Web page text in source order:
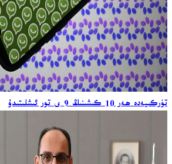
تۈركىيەدە ھەر 10 كىشىنىڭ 9 ى تور ئىشلىتىدۇ